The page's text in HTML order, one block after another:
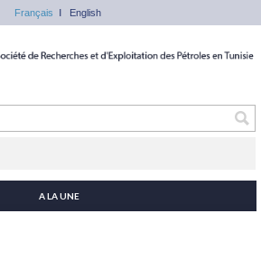
Français English
A LA UNE